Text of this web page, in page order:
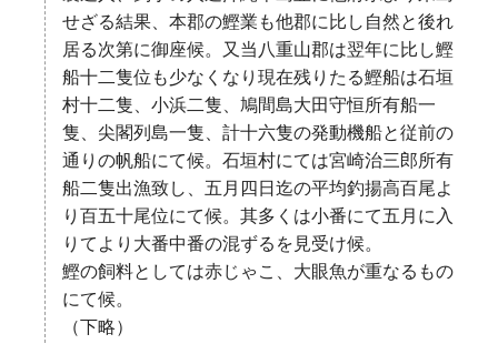
せざる結果、本郡の鰹業も他郡に比し自然と後れ
居る次第に御座候。又当八重山郡は翌年に比し鰹
船十二隻位も少なくなり現在残りたる鰹船は石垣
村十二隻、小浜二隻、鳩間島大田守恒所有船一
隻、尖閣列島一隻、計十六隻の発動機船と従前の
通りの帆船にて候。石垣村にては宮崎治三郎所有
船二隻出漁致し、五月四日迄の平均釣揚高百尾よ
り百五十尾位にて候。其多くは小番にて五月に入
りてより大番中番の混ずるを見受け候。
鰹の飼料としては赤じゃこ、大眼魚が重なるもの
にて候。
（下略）